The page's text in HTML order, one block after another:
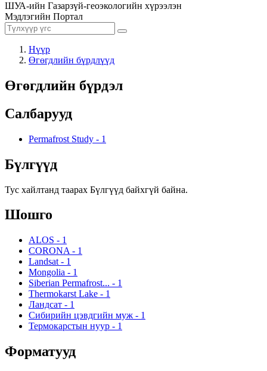
ШУА-ийн Газарзүй-геоэкологийн хүрээлэн
Мэдлэгийн Портал
Нүүр
Өгөгдлийн бүрдлүүд
Өгөгдлийн бүрдэл
Салбарууд
Permafrost Study - 1
Бүлгүүд
Тус хайлтанд таарах Бүлгүүд байхгүй байна.
Шошго
ALOS - 1
CORONA - 1
Landsat - 1
Mongolia - 1
Siberian Permafrost... - 1
Thermokarst Lake - 1
Ландсат - 1
Сибирийн цэвдгийн муж - 1
Термокарстын нуур - 1
Форматууд